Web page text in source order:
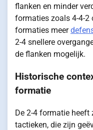
flanken en minder
formaties zoals 4-4-2
formaties meer
2-4 snellere
de flanken mogelijk.
Historische
formatie
De 2-4 formatie heeft
tactieken, die zijn